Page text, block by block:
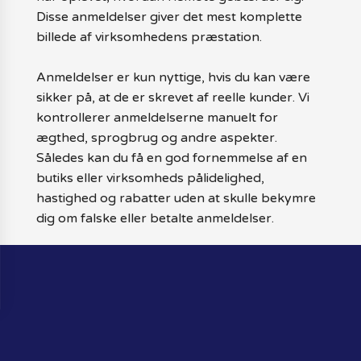
Disse anmeldelser giver det mest komplette
billede af virksomhedens præstation.
Anmeldelser er kun nyttige, hvis du kan være
sikker på, at de er skrevet af reelle kunder. Vi
kontrollerer anmeldelserne manuelt for
ægthed, sprogbrug og andre aspekter.
Således kan du få en god fornemmelse af en
butiks eller virksomheds pålidelighed,
hastighed og rabatter uden at skulle bekymre
dig om falske eller betalte anmeldelser.